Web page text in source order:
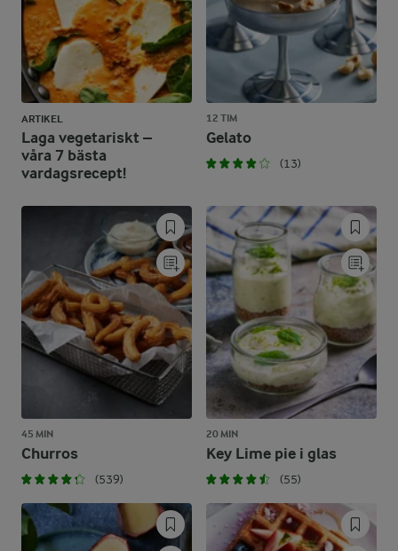
ARTIKEL
Laga vegetariskt –
våra 7 bästa
vardagsrecept!
12 TIM
Gelato
(13)
45 MIN
Churros
(539)
20 MIN
Key Lime pie i glas
(55)